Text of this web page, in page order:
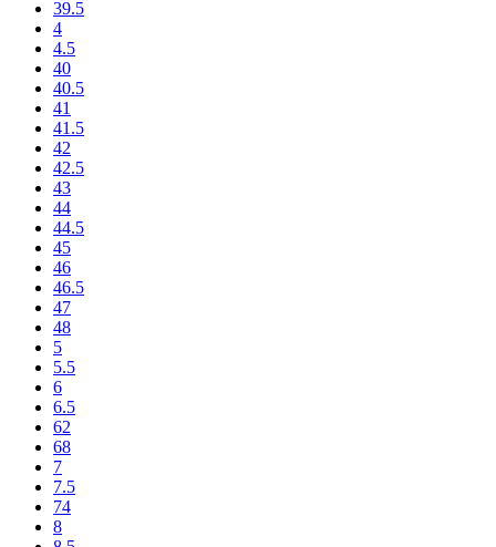
39.5
4
4.5
40
40.5
41
41.5
42
42.5
43
44
44.5
45
46
46.5
47
48
5
5.5
6
6.5
62
68
7
7.5
74
8